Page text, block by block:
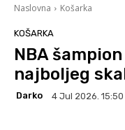
Naslovna Košarka
KOŠARKA
NBA
najboljeg
Darko 4 Jul 2026. 15:50